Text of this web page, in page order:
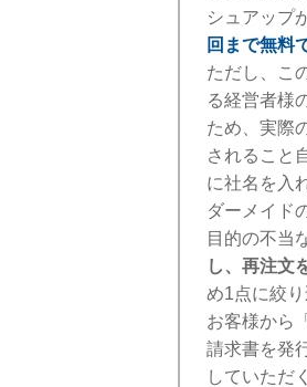
シュアップ
回まで無料
ただし、こ
る経営者様
ため、実際
されること
に社名を入
ダーメイド
目的の不当
し、再注文
め1点に絞
お客様から
請求書を発
していただ